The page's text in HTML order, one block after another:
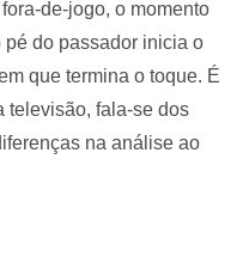
de-jogo, o momento
pé do passador inicia o
que termina o toque. É
televisão, fala-se dos
na análise ao